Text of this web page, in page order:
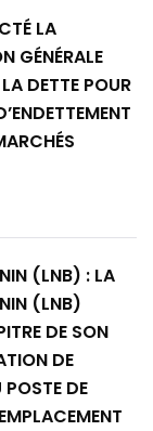
LA
GÉNÉRALE
DETTE POUR
(LNB) : LA
(LNB)
DE SON
DE
DE